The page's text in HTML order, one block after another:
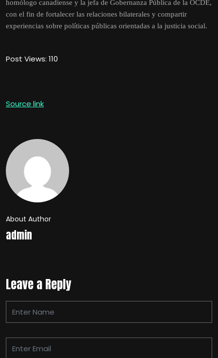
homólogo canadiense y la jefa de Gobernanza Pública de la OCDE,
con el fin de fortalecer las relaciones bilaterales y compartir
experiencias sobre políticas públicas orientadas a la justicia social.
Post Views: 110
Source link
About Author
admin
Leave a Reply